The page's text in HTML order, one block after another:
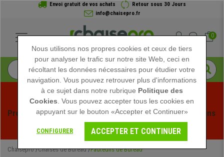
Envoi gratuit de vos achats
Retour sous 30 Jours
info@chaisepro.fr
0
Profitez des soldes d'été chez Chaisepro ! Des réductions
exclusives pour une durée limitée - Voir l'offre
Chaisepro Chaises de Bureau Fauteuils de Bureau
Nous utilisons nos propres cookies et ceux de tiers
pour analyser le trafic sur notre site Web, ceci en
récoltant les données nécessaires pour étudier votre
navigation. Vous pouvez retrouver plus d'informations
à ce sujet dans notre rubrique Politique des
Cookies . Vous pouvez accepter tous les cookies en
appuyant sur le bouton «Accepter et Continuer»
CONFIGURER ACCEPTER ET CONTINUER